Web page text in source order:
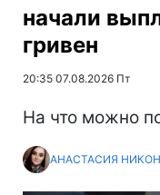
начали
гривен
20:35 07.08.2026 Пт
На что можно
АНАСТАСИЯ